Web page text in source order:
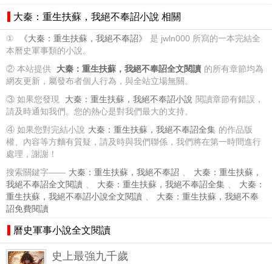
大秦：重生扶蘇，我絕不奉詔小說 相關
① 《大秦：重生扶蘇，我絕不奉詔》
是 jwln000 所寫的一本完結全
本曆史軍事類的小說。
② 本站提供
大秦：重生扶蘇，我絕不奉詔全文閱讀 的所有章節均為
網友更新，屬發布者個人行為，與全站立場無關。
③ 如果您發現
大秦：重生扶蘇，我絕不奉詔小說 閱讀章節有錯誤，
請及時通知我們。您的熱心是對我們最大的支持。
④ 如果您對完結小說 大秦：重生扶蘇，我絕不奉詔全集 的作品版
權、內容等方麵有質疑，請及時與我們聯係，我們將在第一時間進行
處理，謝謝！
搜索關鍵字—— 大秦：重生扶蘇，我絕不奉詔 、
大秦：重生扶蘇，
我絕不奉詔全文閱讀 、 大秦：重生扶蘇，我絕不奉詔全集 、
大秦：
重生扶蘇，我絕不奉詔小說全文閱讀 、
大秦：重生扶蘇，我絕不奉
詔免費閱讀
曆史軍事小說全文閱讀
史上最強九千歲